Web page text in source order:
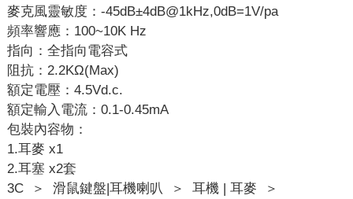
麥克風靈敏度：-45dB±4dB@1kHz,0dB=1V/pa
頻率響應：100~10K Hz
指向：全指向電容式
阻抗：2.2KΩ(Max)
額定電壓：4.5Vd.c.
額定輸入電流：0.1-0.45mA
包裝內容物：
1.耳麥 x1
2.耳塞 x2套
3C
＞ 滑鼠鍵盤|耳機喇叭 ＞ 耳機 | 耳麥
＞